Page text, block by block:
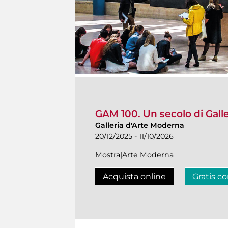
GAM 100. Un secolo di
Galleria d'Arte Moderna
20/12/2025 - 11/10/2026
Mostra|Arte Moderna
Acquista online Gratis